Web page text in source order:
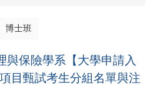
博士班
與保險學系【大學申請入
目甄試考生分組名單與注